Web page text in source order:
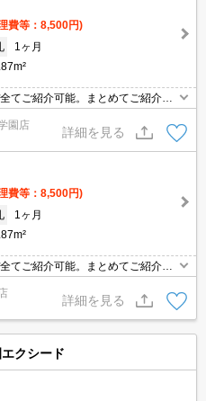
費等：8,500円)
1ヶ月
てご紹介可能。まとめてご紹介致
い。お部屋探しは情報量地域ナン
園店
詳細を見る
費等：8,500円)
1ヶ月
てご紹介可能。まとめてご紹介致
い。お部屋探しは情報量地域ナン
詳細を見る
クシード